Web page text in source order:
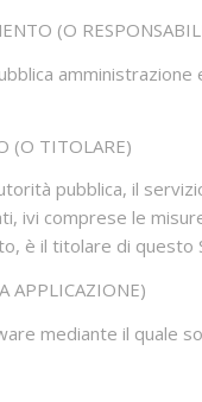
(O
(O TITOLARE)
pubblica, il
ivi comprese le
è il titolare di questo
APPLICAZIONE)
mediante il quale